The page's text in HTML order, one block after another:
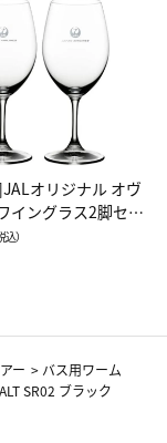
オリジナル オヴ
イングラス2脚セッ
イン）
込）
ー > バス用ワーム
SR02 ブラック